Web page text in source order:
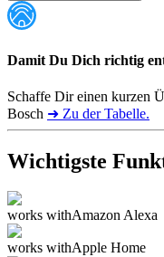
Damit Du Dich richtig
Schaffe Dir einen kurzen
Bosch ➜ Zu der Tabelle.
Wichtigste
works withAmazon Alexa
works withApple Home